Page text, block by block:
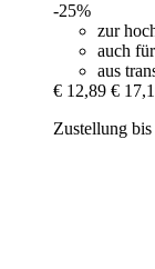
-25%
zur
auch
aus
€ 12,89 €
Zustellung